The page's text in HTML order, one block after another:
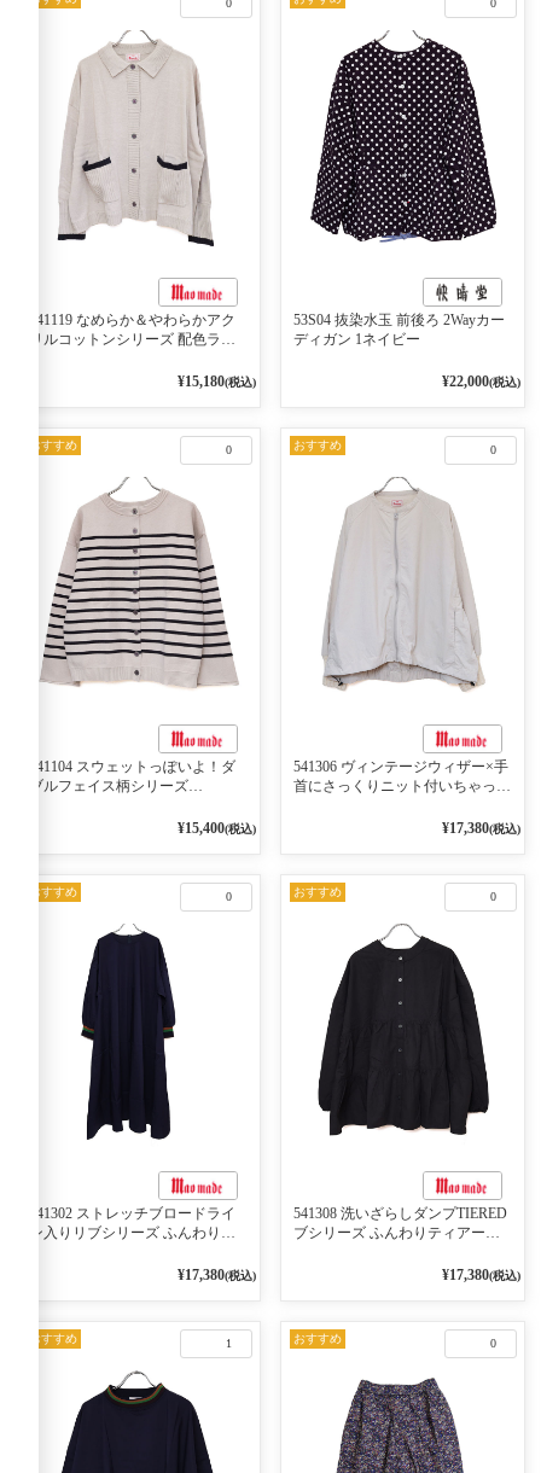
0
541119 なめらか＆やわらかアク
リルコットンシリーズ 配色ライ
ン 10ベージュ×ネイビー¥15,180(税込)
0
53S04 抜染水玉 前後ろ 2Wayカー
ディガン 1ネイビー
¥22,000(税込)
0
おすすめ
541104 スウェットっぽいよ！ダ
ブルフェイス柄シリーズ
2WAY プルオーバー 101オフベー
¥15,400(税込)
0
おすすめ
541306 ヴィンテージウィザー×手
首にさっくりニット付いちゃった
¥17,380(税込)
0
おすすめ
541302 ストレッチブロードライ
ン入りリブシリーズ ふんわりス
¥17,380(税込)
0
おすすめ
541308 洗いざらしダンプTIERED
ブシリーズ ふんわりティアード
¥17,380(税込)
1
おすすめ 0
おすすめ